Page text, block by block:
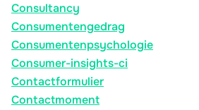
Consultancy
Consumentengedrag
Consumentenpsychologie
Consumer-insights-ci
Contactformulier
Contactmoment